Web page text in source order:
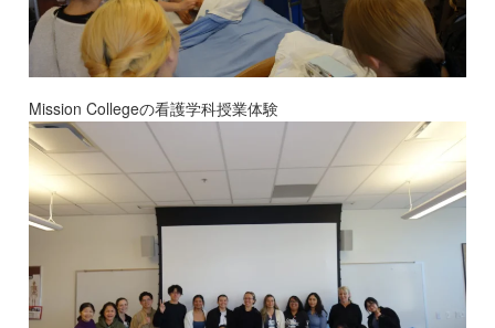
Mission Collegeの看護学科授業体験